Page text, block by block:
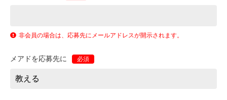
非会員の場合は、応募先にメールアドレスが開示されます。
メアドを応募先に 必須